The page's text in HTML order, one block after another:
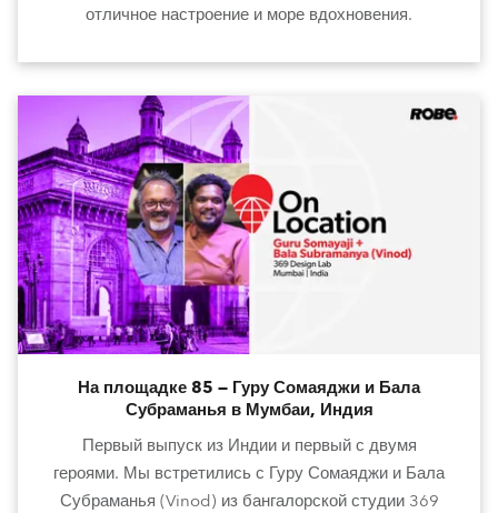
отличное настроение и море вдохновения.
На площадке 85 — Гуру Сомаяджи и Бала
Субраманья в Мумбаи, Индия
Первый выпуск из Индии и первый с двумя
героями. Мы встретились с Гуру Сомаяджи и Бала
Субраманья (Vinod) из бангалорской студии 369